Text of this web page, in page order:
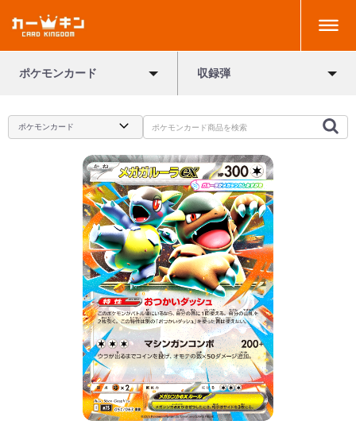
ポケモンカード 収録弾